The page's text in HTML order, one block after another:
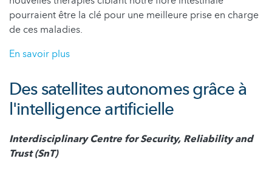
pourraient être la clé pour une meilleure prise en charge
de ces maladies.
En savoir plus
Des satellites autonomes grâce à
l'intelligence artificielle
Interdisciplinary Centre for Security, Reliability and
Trust (SnT)